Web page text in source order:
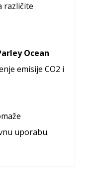
različite
Ocean
emisije CO2 i
uporabu.